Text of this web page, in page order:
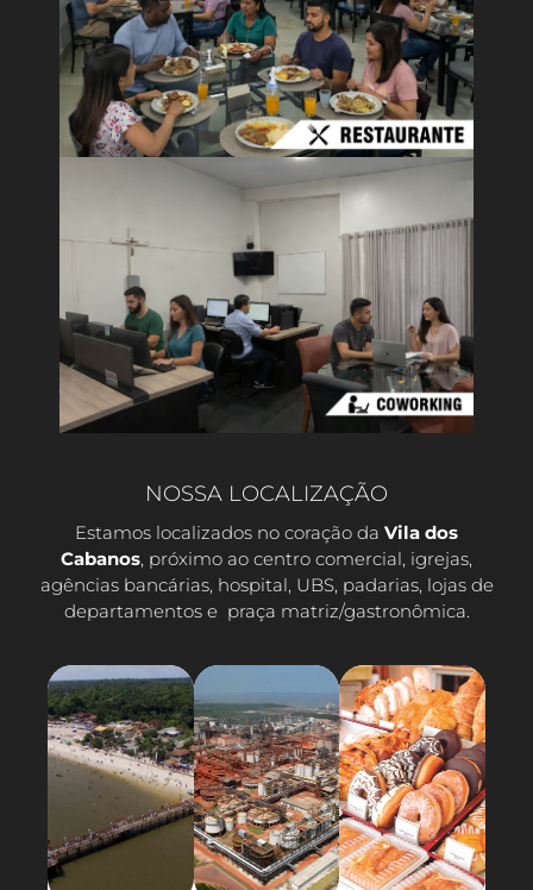
NOSSA LOCALIZAÇÃO
Estamos localizados no coração da Vila dos
Cabanos, próximo ao centro comercial, igrejas,
agências bancárias, hospital, UBS, padarias, lojas de
departamentos e praça matriz/gastronômica.